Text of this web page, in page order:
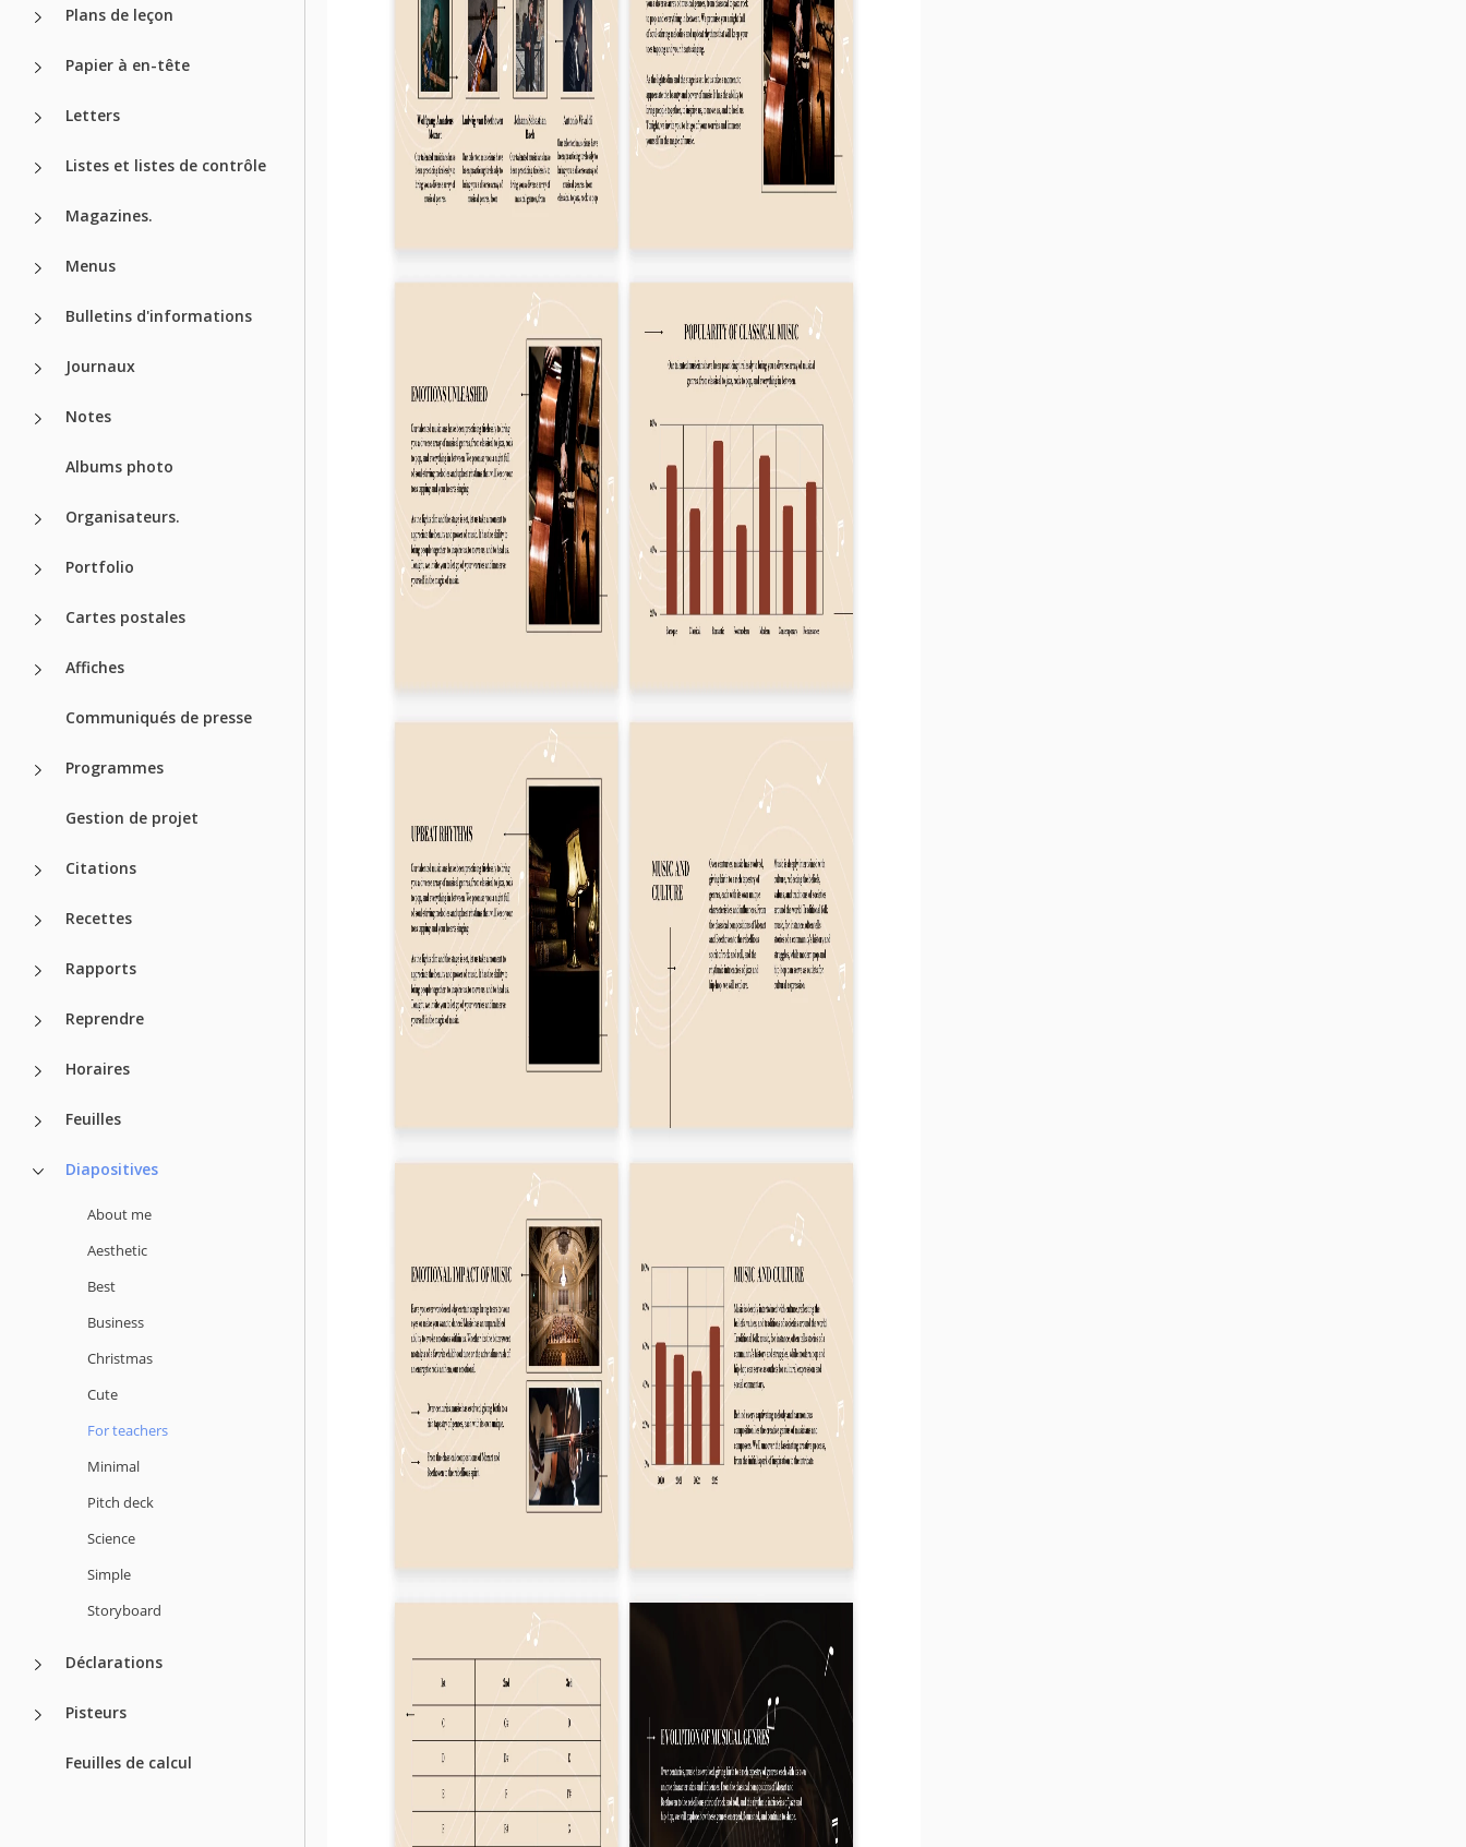
Plans de leçon
Papier à en-tête
Letters
Listes et listes de contrôle
Magazines.
Menus
Bulletins d'informations
Journaux
Notes
Albums photo
Organisateurs.
Portfolio
Cartes postales
Affiches
Communiqués de presse
Programmes
Gestion de projet
Citations
Recettes
Rapports
Reprendre
Horaires
Feuilles
Diapositives
About me
Aesthetic
Best
Business
Christmas
Cute
For teachers
Minimal
Pitch deck
Science
Simple
Storyboard
Déclarations
Pisteurs
Feuilles de calcul